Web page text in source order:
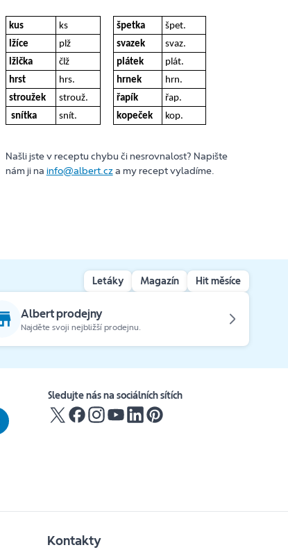
kus ks špetka
špet.
lžíce
plž svazek
svaz.
lžička
člž plátek
plát.
hrst
hrs. hrnek
hrn.
stroužek
strouž. řapík
řap.
snítka
snít. kopeček kop.
Našli jste v receptu chybu či nesrovnalost? Napište
nám ji na info@albert.cza my recept vyladíme.
Letáky Magazín Hit měsíce
Albert prodejny
Najděte svoji nejbližší prodejnu.
Sledujte nás na sociálních sítích
Kontakty